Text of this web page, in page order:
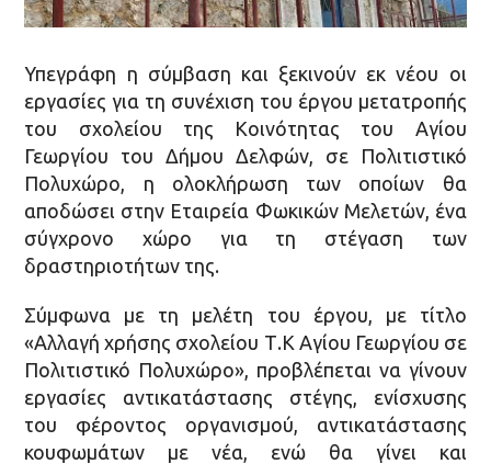
Υπεγράφη η σύμβαση και ξεκινούν εκ νέου οι
εργασίες για τη συνέχιση του έργου μετατροπής
του σχολείου της Κοινότητας του Αγίου
Γεωργίου του Δήμου Δελφών, σε Πολιτιστικό
Πολυχώρο, η ολοκλήρωση των οποίων θα
αποδώσει στην Εταιρεία Φωκικών Μελετών, ένα
σύγχρονο χώρο για τη στέγαση των
δραστηριοτήτων της.
Σύμφωνα με τη μελέτη του έργου, με τίτλο
«Αλλαγή χρήσης σχολείου Τ.Κ Αγίου Γεωργίου σε
Πολιτιστικό Πολυχώρο», προβλέπεται να γίνουν
εργασίες αντικατάστασης στέγης, ενίσχυσης
του φέροντος οργανισμού, αντικατάστασης
κουφωμάτων με νέα, ενώ θα γίνει και